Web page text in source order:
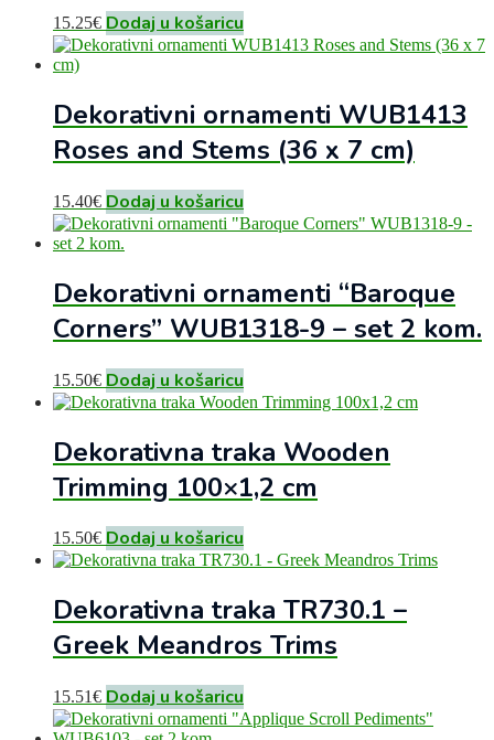
15.25€ Dodaj u košaricu
Dekorativni ornamenti WUB1413
Roses and Stems (36 x 7 cm)
15.40€ Dodaj u košaricu
Dekorativni ornamenti “Baroque
Corners” WUB1318-9 – set 2 kom.
15.50€ Dodaj u košaricu
Dekorativna traka Wooden
Trimming 100×1,2 cm
15.50€ Dodaj u košaricu
Dekorativna traka TR730.1 –
Greek Meandros Trims
15.51€ Dodaj u košaricu